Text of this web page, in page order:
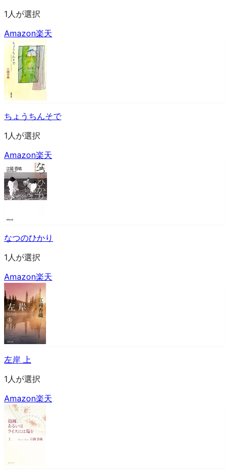
1人が選択
Amazon楽天
ちょうちんそで
1人が選択
Amazon楽天
なつのひかり
1人が選択
Amazon楽天
左岸 上
1人が選択
Amazon楽天